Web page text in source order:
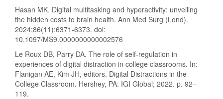
Hasan MK. Digital multitasking and hyperactivity: unveiling
the hidden costs to brain health. Ann Med Surg (Lond).
2024;86(11):6371-6373. doi:
10.1097/MS9.0000000000002576
Le Roux DB, Parry DA. The role of self-regulation in
experiences of digital distraction in college classrooms. In:
Flanigan AE, Kim JH, editors. Digital Distractions in the
College Classroom. Hershey, PA: IGI Global; 2022. p. 92–
119.